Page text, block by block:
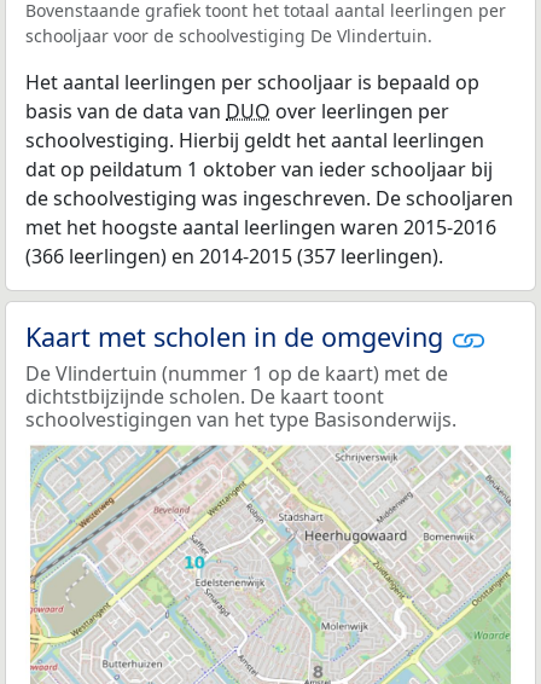
Bovenstaande grafiek toont het totaal aantal leerlingen per
schooljaar voor de schoolvestiging De Vlindertuin.
Het aantal leerlingen per schooljaar is bepaald op
basis van de data van DUO over leerlingen per
schoolvestiging. Hierbij geldt het aantal leerlingen
dat op peildatum 1 oktober van ieder schooljaar bij
de schoolvestiging was ingeschreven. De schooljaren
met het hoogste aantal leerlingen waren 2015-2016
(366 leerlingen) en 2014-2015 (357 leerlingen).
Kaart met scholen in de omgeving
De Vlindertuin (nummer 1 op de kaart) met de
dichtstbijzijnde scholen. De kaart toont
schoolvestigingen van het type Basisonderwijs.